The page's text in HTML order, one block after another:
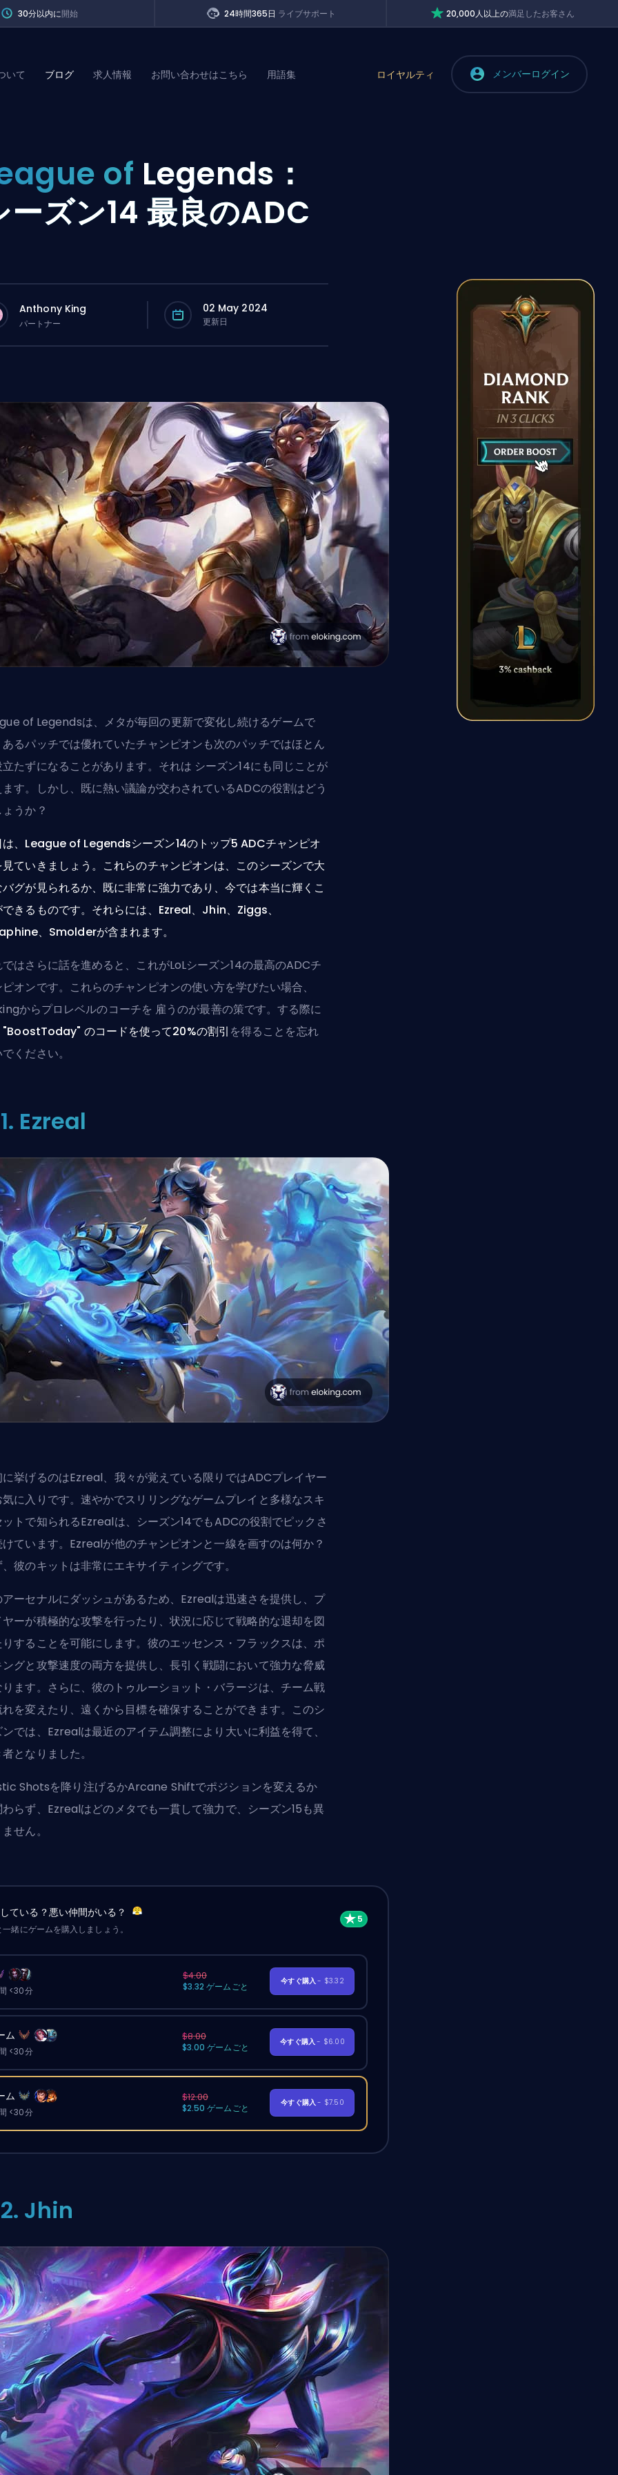
30分以内に開始 24時間365日 ライブサポート 20,000人以上の満足したお客さん
いて ブログ 求人情報 お問い合わせはこちら 用語集 ロイヤルティ メンバーログイン
of Legends：
ーズン14 最良のADC
Anthony King
パートナー
02 May 2024
更新日
of Legendsは、メタが毎回の更新で変化し続けるゲームで
るパッチでは優れていたチャンピオンも次のパッチではほとん
たずになることがあります。それは シーズン14にも同じことが
す。しかし、既に熱い議論が交わされているADCの役割はどう
うか？
は、League of Legendsシーズン14のトップ5 ADCチャンピオ
ていきましょう。これらのチャンピオンは、このシーズンで大
グが見られるか、既に非常に強力であり、今では本当に輝くこ
きるものです。それらには、Ezreal、Jhin、Ziggs、
、Smolderが含まれます。
はさらに話を進めると、これがLoLシーズン14の最高のADCチ
オンです。これらのチャンピオンの使い方を学びたい場合、
からプロレベルのコーチを 雇うのが最善の策です。する際に
"BoostToday" のコードを使って20%の割引 を得ることを忘れ
ください。
Ezreal
挙げるのはEzreal、我々が覚えている限りではADCプレイヤー
に入りです。速やかでスリリングなゲームプレイと多様なスキ
トで知られるEzrealは、シーズン14でもADCの役割でピックさ
ています。Ezrealが他のチャンピオンと一線を画すのは何か？
彼のキットは非常にエキサイティングです。
ーセナルにダッシュがあるため、Ezrealは迅速さを提供し、プ
ーが積極的な攻撃を行ったり、状況に応じて戦略的な退却を図
することを可能にします。彼のエッセンス・フラックスは、ポ
グと攻撃速度の両方を提供し、長引く戦闘において強力な脅威
ます。さらに、彼のトゥルーショット・バラージは、チーム戦
を変えたり、遠くから目標を確保することができます。このシ
では、Ezrealは最近のアイテム調整により大いに利益を得て、
となりました。
Shotsを降り注げるかArcane Shiftでポジションを変えるか
らず、Ezrealはどのメタでも一貫して強力で、シーズン15も異
せん。
ている？悪い仲間がいる？
緒にゲームを購入しましょう。
<30分
$4.00
$3.32 ゲームごと
今すぐ購入- $3.32
ム
<30分
$8.00
$3.00 ゲームごと
今すぐ購入- $6.00
ム
<30分
$12.00
$2.50 ゲームごと
今すぐ購入- $7.50
Jhin